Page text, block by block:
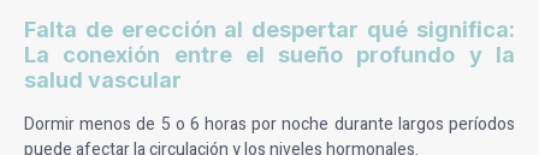
Falta de erección al despertar qué significa:
La conexión entre el sueño profundo y la
salud vascular
Dormir menos de 5 o 6 horas por noche durante largos períodos
puede afectar la circulación y los niveles hormonales.